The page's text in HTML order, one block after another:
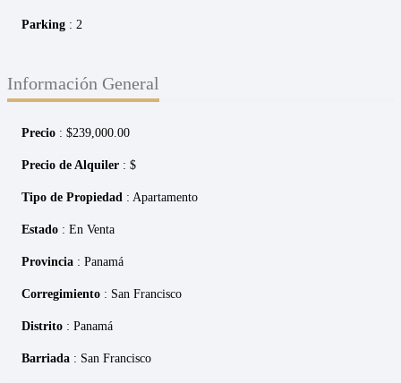
Parking : 2
Información General
Precio : $239,000.00
Precio de Alquiler : $
Tipo de Propiedad : Apartamento
Estado : En Venta
Provincia : Panamá
Corregimiento : San Francisco
Distrito : Panamá
Barriada : San Francisco